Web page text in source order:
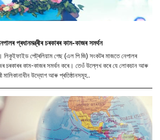
প্ৰধানমন্ত্ৰীৰ চৰকাৰৰ কাম-কাজৰ সমৰ্থন
পেট্ৰলিয়াম গেছ (এল পি জি) সংকটৰ মাজতে নেপালৰ
নিজৰ চৰকাৰৰ কাম-কাজৰ সমৰ্থন কৰে। তেওঁ উল্লেখ কৰে যে লোকচান আৰু
মালিকানাধীন উদ্যোগ আৰু প্ৰতিষ্ঠানসমূহ..